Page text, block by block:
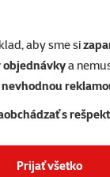
aby sme si
objednávkya
nevhodnou
s
Prijať všetko